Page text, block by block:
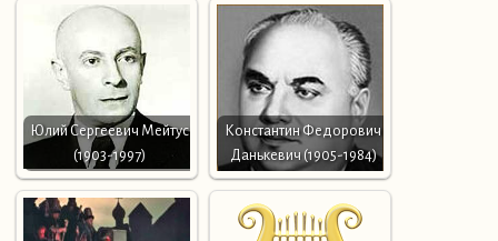
Юлий Сергеевич Мейтус
(1903-1997)
Константин Федорович
Данькевич (1905-1984)